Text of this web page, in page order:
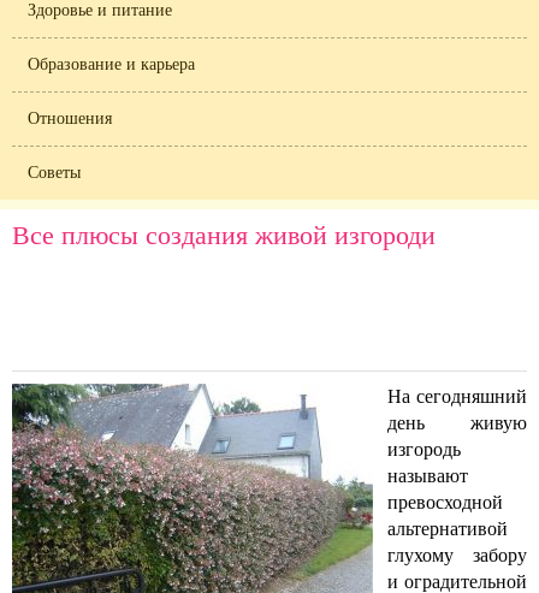
Здоровье и питание
Образование и карьера
Отношения
Советы
Все плюсы создания живой изгороди
На сегодняшний
день живую
изгородь
называют
превосходной
альтернативой
глухому забору
и оградительной